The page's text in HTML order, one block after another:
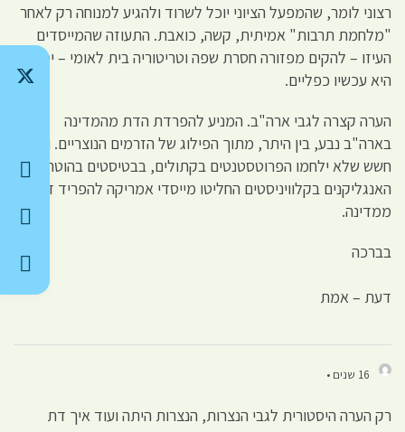
רצוני לומר, שהמפעל הציוני יוכל לשרוד ולהגיע למנוחה רק לאחר
"מלחמת תרבות" אמיתית, קשה, כואבת. התעוזה שהמייסדים
העיזו – להקים מפזורה חסרת שפה וטריטוריה בית לאומי – יפה
היא עכשיו כפליים.
הערה קצרה לגבי ארה"ב. המניע להפרדת הדת מהמדינה
בארה"ב נבע, בין היתר, מתוך הפילוג של הזרמים הנוצריים. ומתוך
חשש שלא ילחמו הפרוטסטנטים בקתולים, בבטיסטים בהוטרים
האנגליקנים בקלוויניסטים החליטו מייסדי אמריקה להפריד דת
ממדינה.
בברכה
דעת – אמת
16 שנים •
רק הערה היסטורית לגבי הנצרות, הנצרות היתה ועוד איך דת